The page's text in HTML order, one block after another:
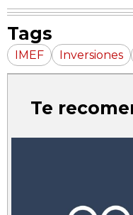
Tags
IMEF Inversiones
Te